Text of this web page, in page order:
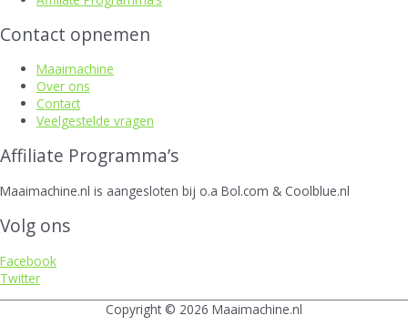
Contact opnemen
Maaimachine
Over ons
Contact
Veelgestelde vragen
Affiliate Programma’s
Maaimachine.nl is aangesloten bij o.a Bol.com & Coolblue.nl
Volg ons
Facebook
Twitter
Copyright © 2026 Maaimachine.nl